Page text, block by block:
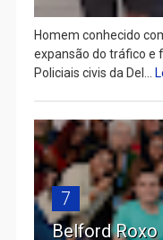
Homem conhecido
expansão do tráfico e
Policiais civis da Del...
7
Belford Roxo